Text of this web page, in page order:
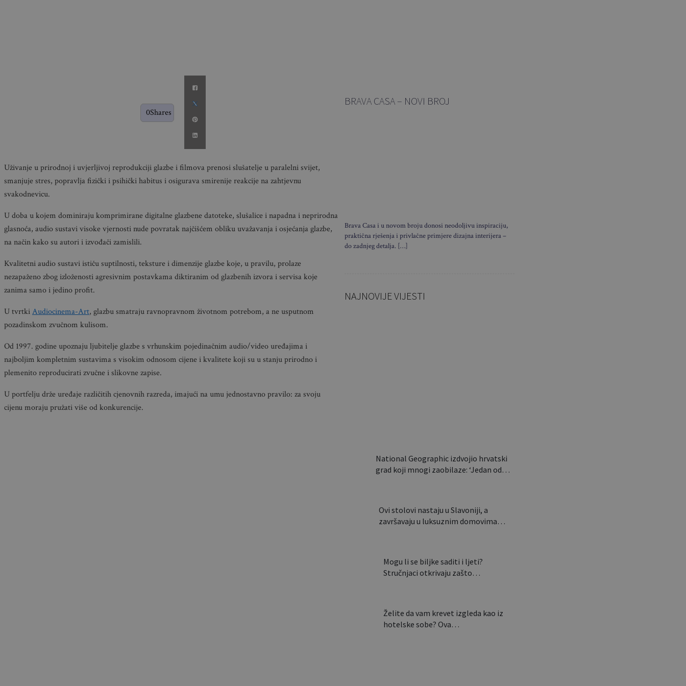
0Shares
Uživanje u prirodnoj i uvjerljivoj reprodukciji glazbe i filmova prenosi slušatelje u paralelni svijet,
smanjuje stres, popravlja fizički i psihički habitus i osigurava smirenije reakcije na zahtjevnu
svakodnevicu.
U doba u kojem dominiraju komprimirane digitalne glazbene datoteke, slušalice i napadna i neprirodna
glasnoća, audio sustavi visoke vjernosti nude povratak najčišćem obliku uvažavanja i osjećanja glazbe,
na način kako su autori i izvođači zamislili.
Kvalitetni audio sustavi ističu suptilnosti, teksture i dimenzije glazbe koje, u pravilu, prolaze
nezapaženo zbog izloženosti agresivnim postavkama diktiranim od glazbenih izvora i servisa koje
zanima samo i jedino profit.
U tvrtkiAudiocinema-Art, glazbu smatraju ravnopravnom životnom potrebom, a ne usputnom
pozadinskom zvučnom kulisom.
Od 1997. godine upoznaju ljubitelje glazbe s vrhunskim pojedinačnim audio/video uređajima i
najboljim kompletnim sustavima s visokim odnosom cijene i kvalitete koji su u stanju prirodno i
plemenito reproducirati zvučne i slikovne zapise.
U portfelju drže uređaje različitih cjenovnih razreda, imajući na umu jednostavno pravilo: za svoju
cijenu moraju pružati više od konkurencije.
BRAVA CASA – NOVI BROJ
Brava Casa i u novom broju donosi neodoljivu inspiraciju,
praktična rješenja i privlačne primjere dizajna interijera –
do zadnjeg detalja. […]
NAJNOVIJE VIJESTI
National Geographic izdvojio hrvatski
grad koji mnogi zaobilaze: ‘Jedan od…
Ovi stolovi nastaju u Slavoniji, a
završavaju u luksuznim domovima…
Mogu li se biljke saditi i ljeti?
Stručnjaci otkrivaju zašto…
Želite da vam krevet izgleda kao iz
hotelske sobe? Ova…